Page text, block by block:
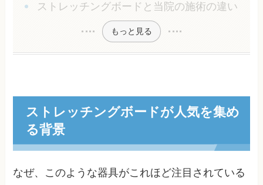
ストレッチングボードと当院の施術の違い
もっと見る
ストレッチングボードが人気を集め
る背景
なぜ、このような器具がこれほど注目されている